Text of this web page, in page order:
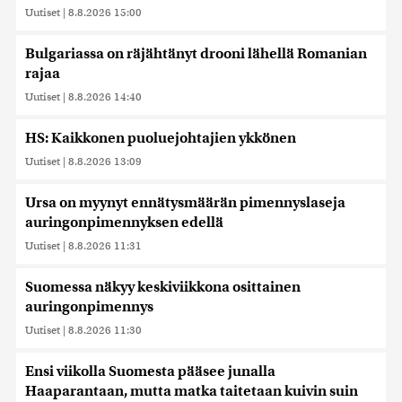
Uutiset | 8.8.2026 15:00
Bulgariassa on räjähtänyt drooni lähellä Romanian
rajaa
Uutiset | 8.8.2026 14:40
HS: Kaikkonen puoluejohtajien ykkönen
Uutiset | 8.8.2026 13:09
Ursa on myynyt ennätysmäärän pimennyslaseja
auringonpimennyksen edellä
Uutiset | 8.8.2026 11:31
Suomessa näkyy keskiviikkona osittainen
auringonpimennys
Uutiset | 8.8.2026 11:30
Ensi viikolla Suomesta pääsee junalla
Haaparantaan, mutta matka taitetaan kuivin suin